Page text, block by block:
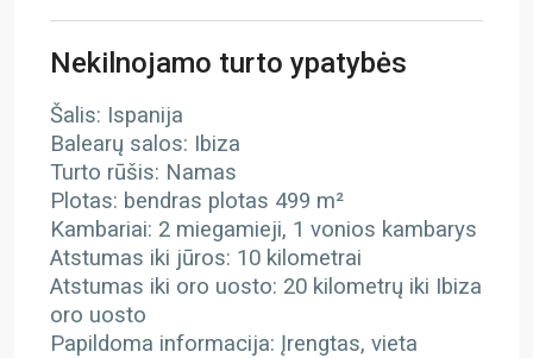
Nekilnojamo turto ypatybės
Šalis: Ispanija
Balearų salos: Ibiza
Turto rūšis: Namas
Plotas: bendras plotas 499 m²
Kambariai: 2 miegamieji, 1 vonios kambarys
Atstumas iki jūros: 10 kilometrai
Atstumas iki oro uosto: 20 kilometrų iki Ibiza
oro uosto
Papildoma informacija: Įrengtas, vieta